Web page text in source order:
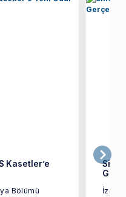
Kasetler’e
Bölümü
İzmir